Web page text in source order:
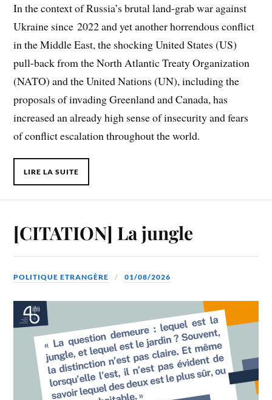
In the context of Russia’s brutal land-grab war against
Ukraine since 2022 and yet another horrendous conflict
in the Middle East, the shocking United States (US)
pull-back from the North Atlantic Treaty Organization
(NATO) and the United Nations (UN), including the
proposals of invading Greenland and Canada, has
increased an already high sense of insecurity and fears
of conflict escalation throughout the world.
LIRE LA SUITE
[CITATION] La jungle
POLITIQUE ETRANGÈRE 01/08/2026